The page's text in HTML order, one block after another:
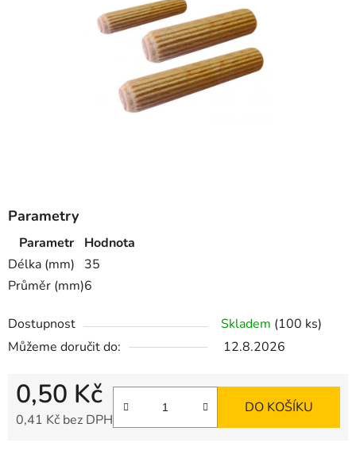
Parametry
Parametr
Hodnota
Délka (mm)
35
Průměr (mm)6
Dostupnost Skladem (100 ks)
Můžeme doručit do:
12.8.2026
0,50 Kč
0,41 Kč bez DPH
DO KOŠÍKU